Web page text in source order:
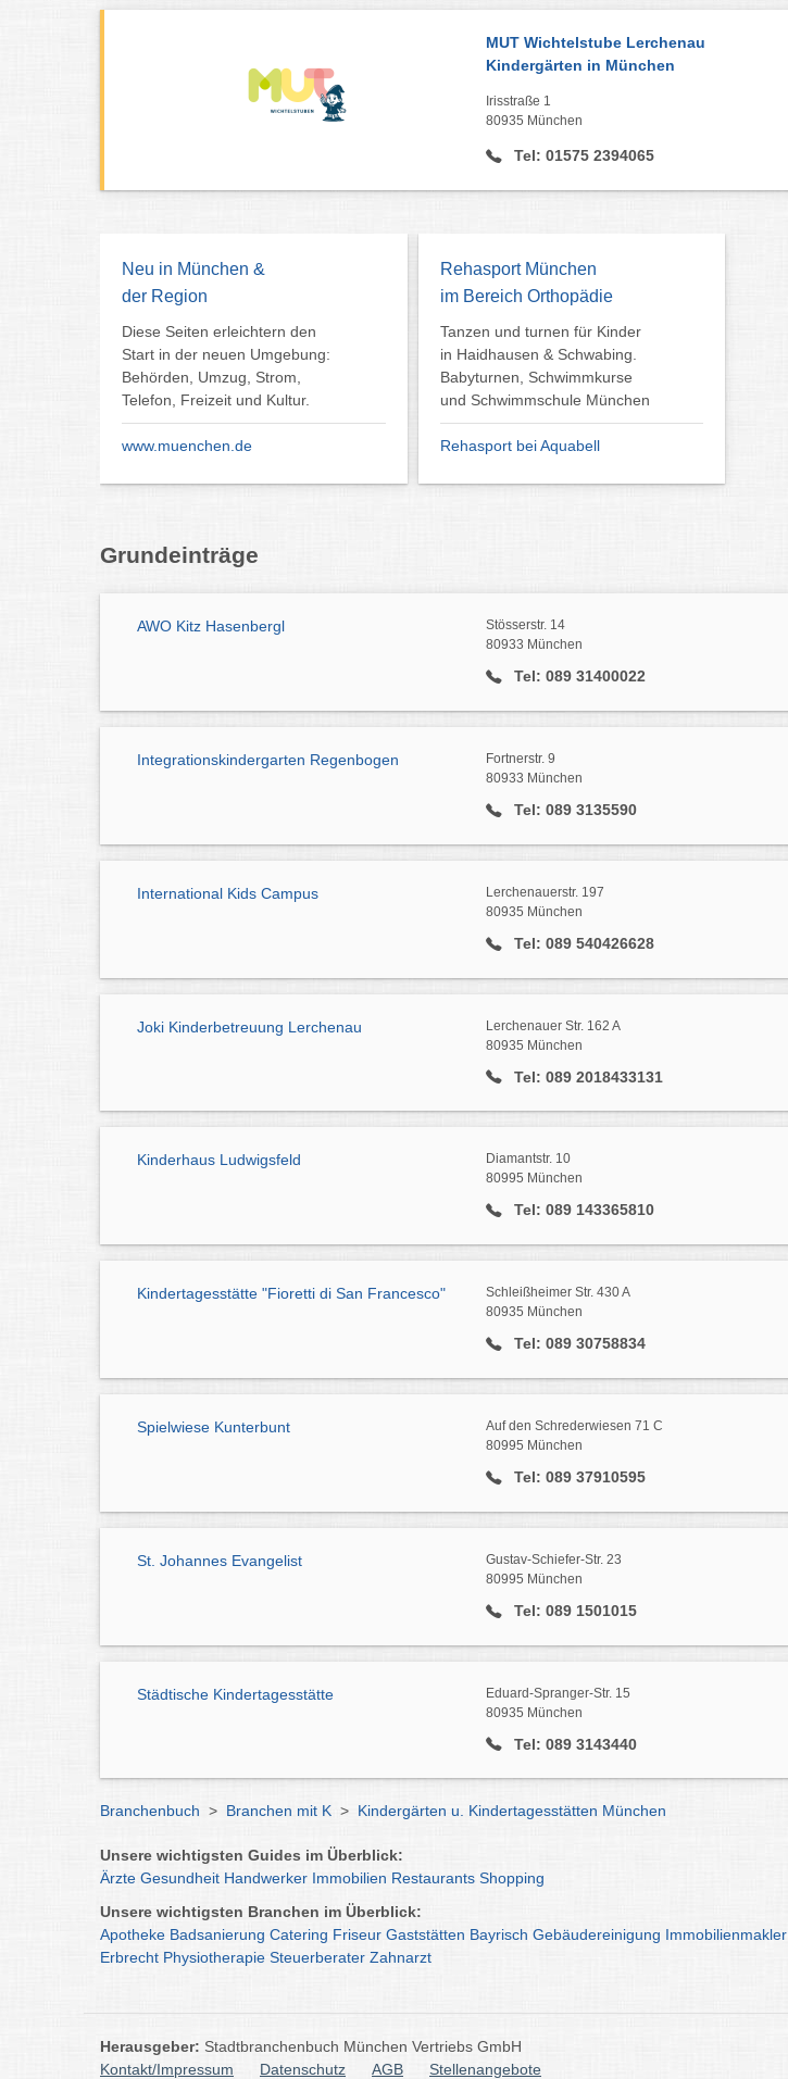
MUT Wichtelstube Lerchenau
Kindergärten in München
Irisstraße 1
80935 München
Tel: 01575 2394065
Neu in München &
der Region
Diese Seiten erleichtern den
Start in der neuen Umgebung:
Behörden, Umzug, Strom,
Telefon, Freizeit und Kultur.
www.muenchen.de
Rehasport München
im Bereich Orthopädie
Tanzen und turnen für Kinder
in Haidhausen & Schwabing.
Babyturnen, Schwimmkurse
und Schwimmschule München
Rehasport bei Aquabell
Grundeinträge
AWO Kitz Hasenbergl
Stösserstr. 14
80933 München
Tel: 089 31400022
Integrationskindergarten Regenbogen
Fortnerstr. 9
80933 München
Tel: 089 3135590
International Kids Campus
Lerchenauerstr. 197
80935 München
Tel: 089 540426628
Joki Kinderbetreuung Lerchenau
Lerchenauer Str. 162 A
80935 München
Tel: 089 2018433131
Kinderhaus Ludwigsfeld
Diamantstr. 10
80995 München
Tel: 089 143365810
Kindertagesstätte "Fioretti di San Francesco"
Schleißheimer Str. 430 A
80935 München
Tel: 089 30758834
Spielwiese Kunterbunt
Auf den Schrederwiesen 71 C
80995 München
Tel: 089 37910595
St. Johannes Evangelist
Gustav-Schiefer-Str. 23
80995 München
Tel: 089 1501015
Städtische Kindertagesstätte
Eduard-Spranger-Str. 15
80935 München
Tel: 089 3143440
Branchenbuch > Branchen mit K > Kindergärten u. Kindertagesstätten München
Unsere wichtigsten Guides im Überblick:
Ärzte Gesundheit Handwerker Immobilien Restaurants Shopping
Unsere wichtigsten Branchen im Überblick:
Apotheke Badsanierung Catering Friseur Gaststätten Bayrisch Gebäudereinigung Immobilienmakler
Erbrecht Physiotherapie Steuerberater Zahnarzt
Herausgeber: Stadtbranchenbuch München Vertriebs GmbH
Kontakt/Impressum
Datenschutz AGB Stellenangebote